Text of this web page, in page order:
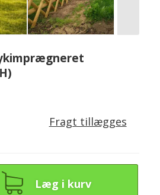
Fragt tillægges
Læg i kurv